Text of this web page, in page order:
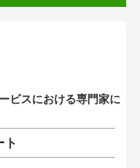
記
ツ（無料）
リウェブの使い方
ビスにおける専門家に「
ト